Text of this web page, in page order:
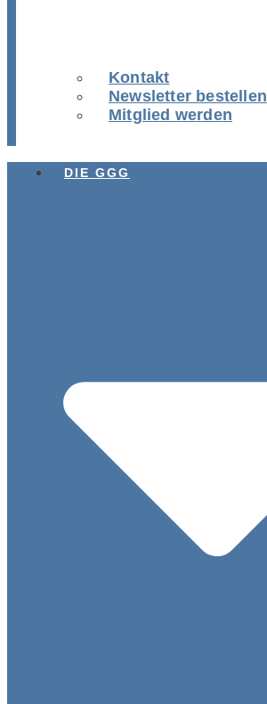
Kontakt
Newsletter bestellen
Mitglied werden
DIE GGG